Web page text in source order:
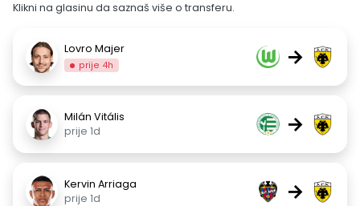
Klikni na glasinu da saznaš više o transferu.
Lovro Majer
prije 4h →
Milán Vitális
prije 1d
→
Kervin Arriaga
prije 1d
→